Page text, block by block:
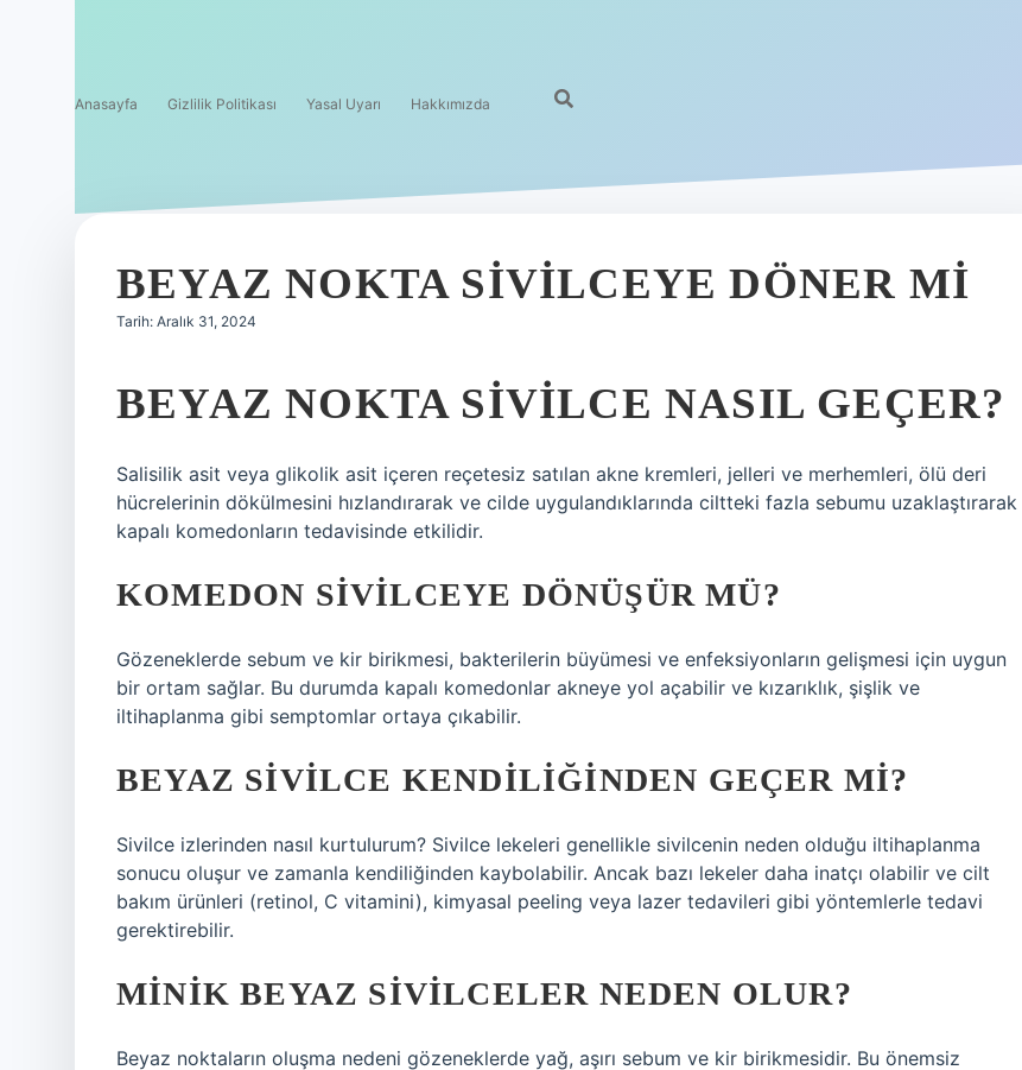
Anasayfa Gizlilik Politikası Yasal Uyarı Hakkımızda
BEYAZ NOKTA SIVILCEYE DÖNER MI
Tarih: Aralık 31, 2024
BEYAZ NOKTA SIVILCE NASIL GEÇER?
Salisilik asit veya glikolik asit içeren reçetesiz satılan akne kremleri, jelleri ve merhemleri, ölü deri
hücrelerinin dökülmesini hızlandırarak ve cilde uygulandıklarında ciltteki fazla sebumu uzaklaştırarak
kapalı komedonların tedavisinde etkilidir.
KOMEDON SIVILCEYE DÖNÜŞÜR MÜ?
Gözeneklerde sebum ve kir birikmesi, bakterilerin büyümesi ve enfeksiyonların gelişmesi için uygun
bir ortam sağlar. Bu durumda kapalı komedonlar akneye yol açabilir ve kızarıklık, şişlik ve
iltihaplanma gibi semptomlar ortaya çıkabilir.
BEYAZ SIVILCE KENDILIĞINDEN GEÇER MI?
Sivilce izlerinden nasıl kurtulurum? Sivilce lekeleri genellikle sivilcenin neden olduğu iltihaplanma
sonucu oluşur ve zamanla kendiliğinden kaybolabilir. Ancak bazı lekeler daha inatçı olabilir ve cilt
bakım ürünleri (retinol, C vitamini), kimyasal peeling veya lazer tedavileri gibi yöntemlerle tedavi
gerektirebilir.
MINIK BEYAZ SIVILCELER NEDEN OLUR?
Beyaz noktaların oluşma nedeni gözeneklerde yağ, aşırı sebum ve kir birikmesidir. Bu önemsiz